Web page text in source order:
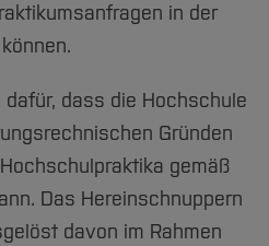
in der
dass die Hochschule
Gründen
gemäß
Das Hereinschnuppern
davon im Rahmen